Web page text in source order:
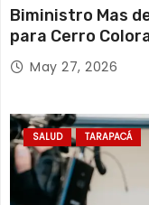
Biministro Mas
para Cerro
May 27, 2026
SALUD TARAPACÁ